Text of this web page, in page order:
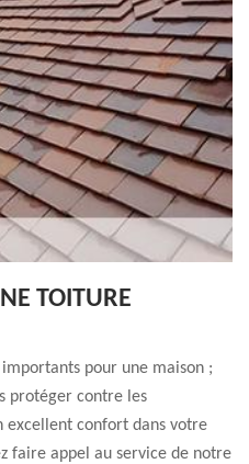
TOITURE
pour une maison ;
protéger contre les
excellent confort dans votre
faire appel au service de notre